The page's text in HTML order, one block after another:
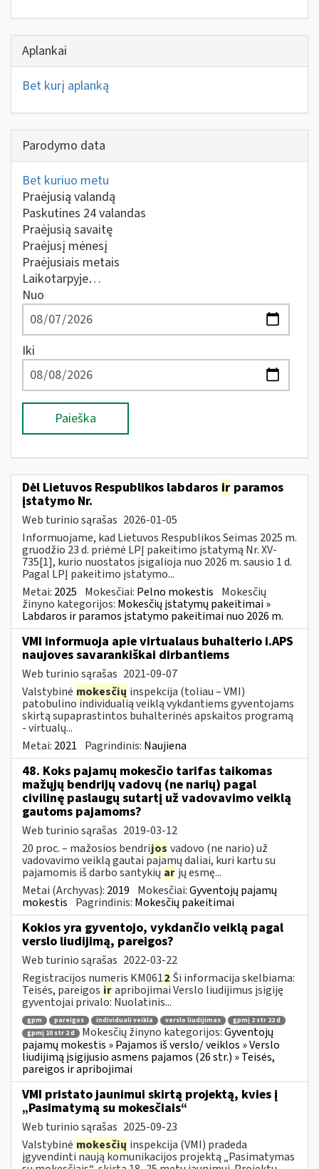
Aplankai
Bet kurį aplanką
Parodymo data
Bet kuriuo metu
Praėjusią valandą
Paskutines 24 valandas
Praėjusią savaitę
Praėjusį mėnesį
Praėjusiais metais
Laikotarpyje…
Nuo
Iki
Paieška
Dėl Lietuvos Respublikos labdaros ir paramos
įstatymo Nr.
Web turinio sąrašas 2026-01-05
Informuojame, kad Lietuvos Respublikos Seimas 2025 m.
gruodžio 23 d. priėmė LPĮ pakeitimo įstatymą Nr. XV-
735[1], kurio nuostatos įsigalioja nuo 2026 m. sausio 1 d.
Pagal LPĮ pakeitimo įstatymo...
Metai: 2025 Mokesčiai: Pelno mokestis Mokesčių
žinyno kategorijos: Mokesčių įstatymų pakeitimai »
Labdaros ir paramos įstatymo pakeitimai nuo 2026 m.
VMI informuoja apie virtualaus buhalterio i.APS
naujoves savarankiškai dirbantiems
Web turinio sąrašas 2021-09-07
Valstybinė mokesčių inspekcija (toliau – VMI)
patobulino individualią veiklą vykdantiems gyventojams
skirtą supaprastintos buhalterinės apskaitos programą
- virtualų...
Metai: 2021 Pagrindinis: Naujiena
48. Koks pajamų mokesčio tarifas taikomas
mažųjų bendrijų vadovų (ne narių) pagal
civilinę paslaugų sutartį už vadovavimo veiklą
gautoms pajamoms?
Web turinio sąrašas 2019-03-12
20 proc. – mažosios bendrijos vadovo (ne nario) už
vadovavimo veiklą gautai pajamų daliai, kuri kartu su
pajamomis iš darbo santykių ar jų esmę...
Metai (Archyvas): 2019 Mokesčiai:Gyventojų pajamų
mokestis Pagrindinis: Mokesčių pakeitimai
Kokios yra gyventojo, vykdančio veiklą pagal
verslo liudijimą, pareigos?
Web turinio sąrašas 2022-03-22
Registracijos numeris KM0612 Ši informacija skelbiama:
Teisės, pareigos irapribojimai Verslo liudijimus įsigiję
gyventojai privalo: Nuolatinis...
gpm pareigos individuali veikla verslo liudijimas
gpmį 2 str 22 d
gpmį 10 str 2 d
Mokesčių žinyno kategorijos:Gyventojų
pajamų mokestis » Pajamos iš verslo/ veiklos » Verslo
liudijimą įsigijusio asmens pajamos (26 str.) » Teisės,
pareigos ir apribojimai
VMI pristato jaunimui skirtą projektą, kvies į
„Pasimatymą su mokesčiais“
Web turinio sąrašas 2025-09-23
Valstybinė mokesčių inspekcija (VMI) pradeda
įgyvendinti naują komunikacijos projektą „Pasimatymas